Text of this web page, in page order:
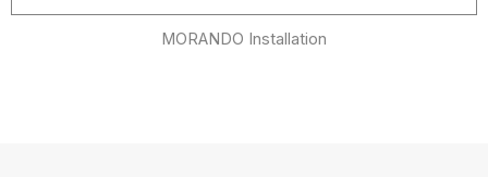
MORANDO Installation